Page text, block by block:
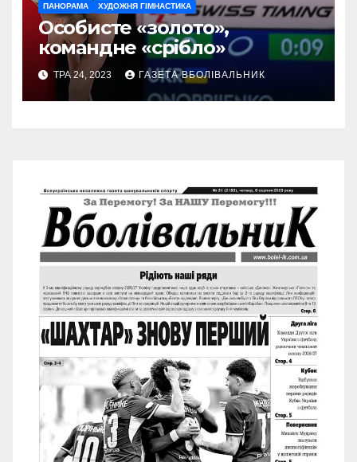
ПАНОРАМА ХУДОЖНЯ ГІМНАСТИКА
Особисте «золото»,
командне «срібло»
ТРА 24, 2023 ГАЗЕТА ВБОЛІВАЛЬНИК